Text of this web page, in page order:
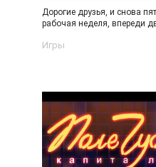
Дорогие друзья, и снова
рабочая неделя, впереди
Игры